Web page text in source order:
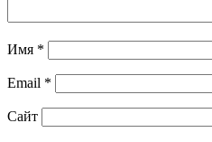
Имя *
Email *
Сайт